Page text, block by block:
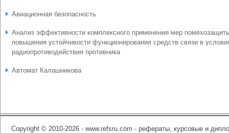
Авиационная безопасность
Анализ эффективности комплексного применения мер
повышения устойчивости функционирования средств связи в
радиопротиводействия противника
Автомат Калашникова
Copyright © 2010-2026 - www.refsru.com - рефераты, курсовые и